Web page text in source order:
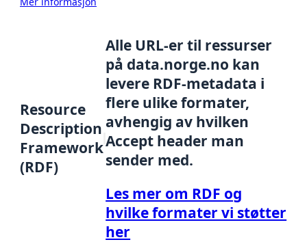
Resource
Description
Framework
(RDF)
Alle URL-er til ressurser
på data.norge.no kan
levere RDF-metadata i
flere ulike formater,
avhengig av hvilken
Accept header man
sender med.
Les mer om RDF og
hvilke formater vi støtter
her